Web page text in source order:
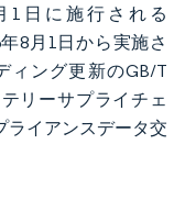
1日に施行される
8月1日から実施さ
ィング更新のGB/T
テリーサプライチェ
ライアンスデータ交